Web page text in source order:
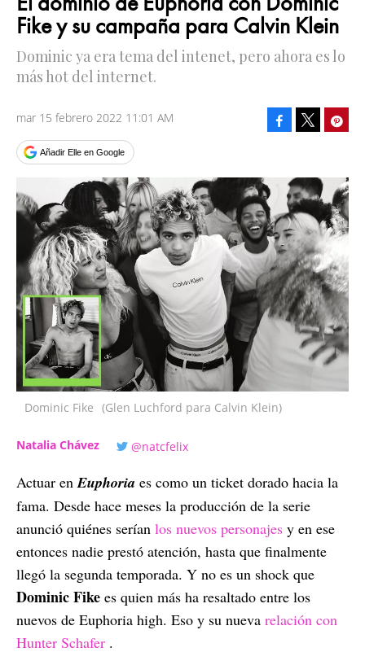
Fike y su campaña para Calvin Klein
Dominic ya era tema del intenet, pero ahora es lo
más hot del internet.
mar 15 febrero 2022 11:01 AM
Añadir Elle en Google
Facebook
Dominic Fike (Glen Luchford para Calvin Klein)
Natalia Chávez @natcfelix
Actuar en Euphoria es como un ticket dorado hacia la
fama. Desde hace meses la producción de la serie
anunció quiénes serían los nuevos personajes y en ese
entonces nadie prestó atención, hasta que finalmente
llegó la segunda temporada. Y no es un shock que
Dominic Fike es quien más ha resaltado entre los
nuevos de Euphoria high. Eso y su nueva relación con
Hunter Schafer .